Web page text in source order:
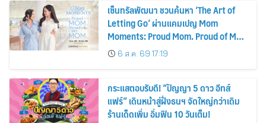
เซ็นทรัลพัฒนา ชวนค้นหา ‘The Art of
Letting Go’ ผ่านแคมเปญ Mom
Moments: Proud Mom. Proud of My
Mom.6 ส.ค. 69 17:19
กระแสตอบรับดี! “ปัญญา 5 ดาว อีทส์
แฟร์” เดินหน้าสู่ฝั่งธนฯ จัดใหญ่กว่าเดิม
ร้านเด็ดเพิ่ม อิ่มฟิน 10 วันเต็ม!